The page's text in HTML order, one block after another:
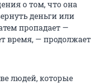
о том, что она
деньги или
пропадает —
время, — продолжает
людей, которые